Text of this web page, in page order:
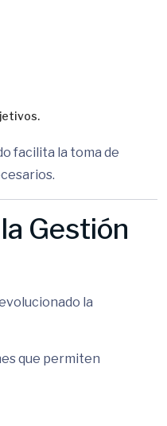
facilita la toma de
Gestión
la
que permiten